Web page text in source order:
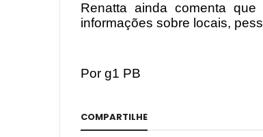
Renatta ainda comenta
informações sobre locais,
Por g1 PB
COMPARTILHE